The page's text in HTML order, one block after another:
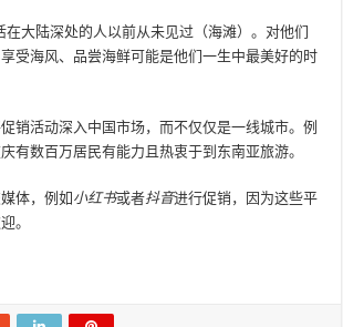
在大陆深处的人以前从未见过（海滩）。对他们
受海风、品尝海鲜可能是他们一生中最美好的时
销活动深入中国市场，而不仅仅是一线城市。例
有数百万居民有能力且热衷于到东南亚旅游。
体，例如 小红书或者抖音进行促销，因为这些平
。